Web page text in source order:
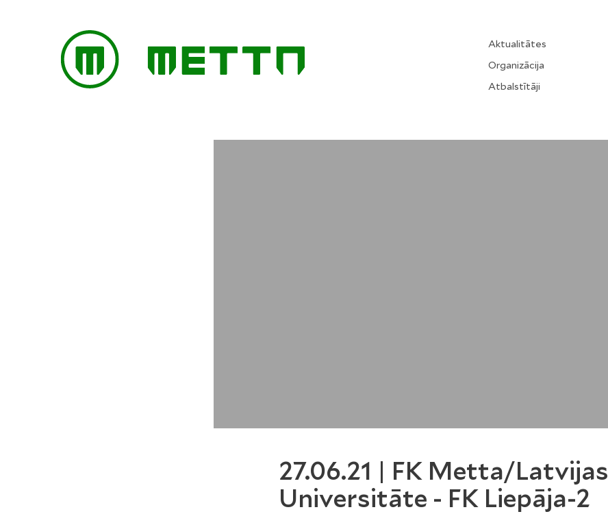
Aktualitātes
Organizācija
Atbalstītāji
27.06.21 | FK Metta/Latvijas
Universitāte - FK Liepāja-2